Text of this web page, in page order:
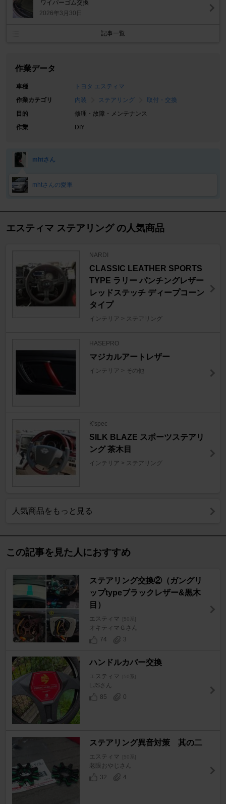
ワイパーゴム交換
2026年3月30日
記事一覧
作業データ
車種
トヨタ エスティマ
作業カテゴリ
内装 ステアリング
取付・交換
目的
修理・故障・メンテナンス
作業
DIY
mhtさん
mhtさんの愛車
エスティマ ステアリング の人気商品
NARDI
CLASSIC LEATHER SPORTS
TYPE ラリー パンチングレザー
レッドステッチ ディープコーン
タイプ
インテリア > ステアリング
HASEPRO
マジカルアートレザー
インテリア > その他
K'spec
SILK BLAZE スポーツステアリ
ング 茶木目
インテリア > ステアリング
人気商品をもっと見る
この記事を見た人におすすめ
ステアリング交換②（ガングリ
ップtypeブラックレザー&黒木
目）
エスティマ [50系]
オキティマＧさん
74
3
ハンドルカバー交換
エスティマ [50系]
LJSさん
85
0
ステアリング異音対策 其の二
エスティマ [50系]
老眼おやじさん
32
4